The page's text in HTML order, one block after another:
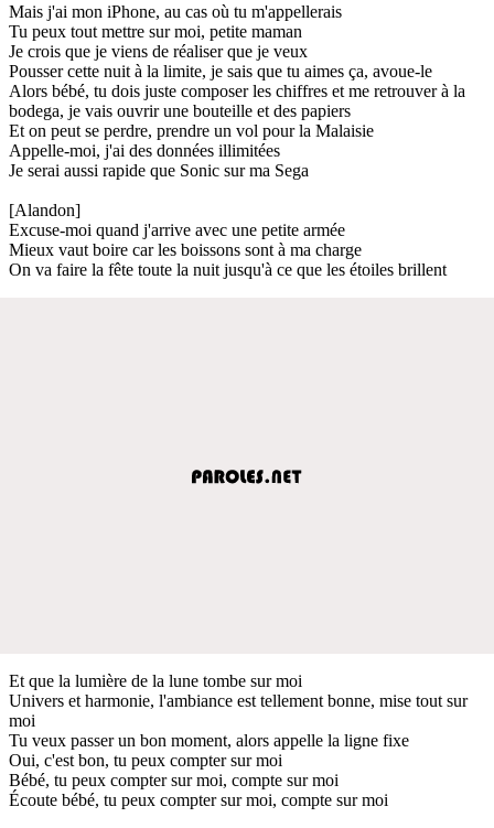
Mais j'ai mon iPhone, au cas où tu m'appellerais
Tu peux tout mettre sur moi, petite maman
Je crois que je viens de réaliser que je veux
Pousser cette nuit à la limite, je sais que tu aimes ça, avoue-le
Alors bébé, tu dois juste composer les chiffres et me retrouver à la
bodega, je vais ouvrir une bouteille et des papiers
Et on peut se perdre, prendre un vol pour la Malaisie
Appelle-moi, j'ai des données illimitées
Je serai aussi rapide que Sonic sur ma Sega
[Alandon]
Excuse-moi quand j'arrive avec une petite armée
Mieux vaut boire car les boissons sont à ma charge
On va faire la fête toute la nuit jusqu'à ce que les étoiles brillent
Et que la lumière de la lune tombe sur moi
Univers et harmonie, l'ambiance est tellement bonne, mise tout sur
moi
Tu veux passer un bon moment, alors appelle la ligne fixe
Oui, c'est bon, tu peux compter sur moi
Bébé, tu peux compter sur moi, compte sur moi
Écoute bébé, tu peux compter sur moi, compte sur moi